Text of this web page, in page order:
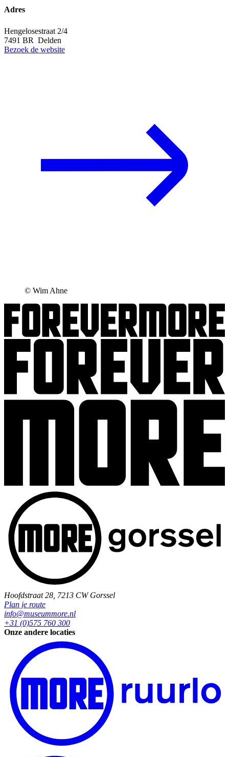
Adres
Hengelosestraat 2/4
7491 BR Delden
Bezoek de website
© Wim Ahne
Hoofdstraat 28, 7213 CW Gorssel
Plan je route
info@museummore.nl
+31 (0)575 760 300
Onze andere locaties